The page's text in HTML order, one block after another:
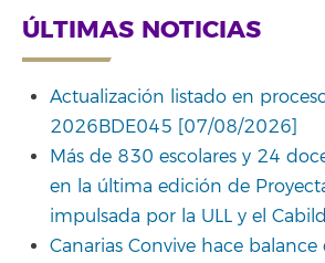
ÚLTIMAS NOTICIAS
Actualización listado en
2026BDE045 [07/08/2026]
Más de 830 escolares y 24
en la última edición de
impulsada por la ULL y el
Canarias Convive hace